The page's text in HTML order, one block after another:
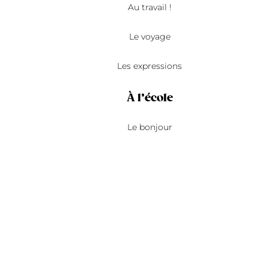
Au travail !
Le voyage
Les expressions
À l’école
Le bonjour